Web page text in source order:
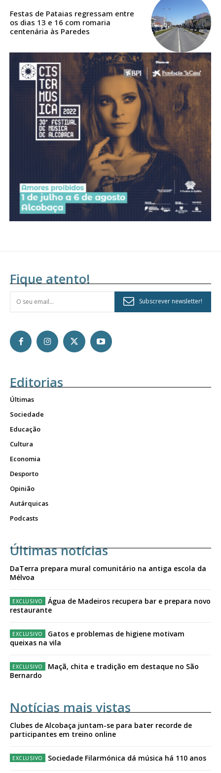
DIGITAL ANUAL
16
12 meses
Acesso ao conteúdo online
Acesso aos conteúdos Exclusivos para
assinantes
Ofertas para assinatura anual
Escolha o plano
Festas de Pataias regressam entre
os dias 13 e 16 com romaria
centenária às Paredes
Fique atento!
Subscrever newsletter!
Editorias
Últimas
Sociedade
Educação
Cultura
Economia
Desporto
Opinião
Autárquicas
Podcasts
Últimas notícias
DaTerra prepara mural comunitário na antiga escola da
Mélvoa
Água de Madeiros recupera bar e prepara novo
restaurante
Gatos e problemas de higiene motivam
queixas na vila
Maçã, chita e tradição em destaque no São
Bernardo
Notícias mais vistas
Clubes de Alcobaça juntam-se para bater recorde de
participantes em treino online
Sociedade Filarmónica dá música há 110 anos